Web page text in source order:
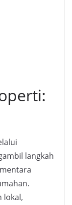
langkah
lokal,